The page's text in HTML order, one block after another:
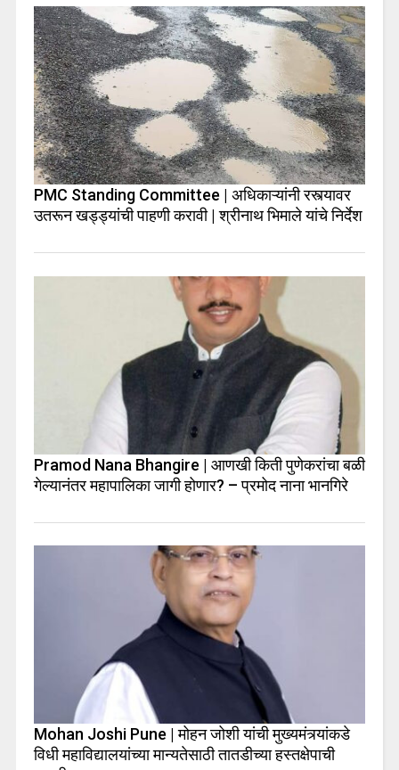
PMC Standing Committee | अधिकाऱ्यांनी रस्त्यावर
उतरून खड्ड्यांची पाहणी करावी | श्रीनाथ भिमाले यांचे निर्देश
Pramod Nana Bhangire | आणखी किती पुणेकरांचा बळी
गेल्यानंतर महापालिका जागी होणार? – प्रमोद नाना भानगिरे
Mohan Joshi Pune | मोहन जोशी यांची मुख्यमंत्र्यांकडे
विधी महाविद्यालयांच्या मान्यतेसाठी तातडीच्या हस्तक्षेपाची